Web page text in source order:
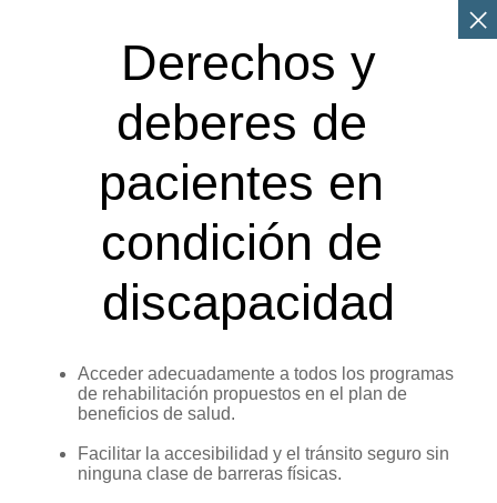
deberes de
pacientes en
condición de
discapacidad
Acceder adecuadamente a todos los programas
de rehabilitación propuestos en el plan de
beneficios de salud.
Facilitar la accesibilidad y el tránsito seguro sin
ninguna clase de barreras físicas.